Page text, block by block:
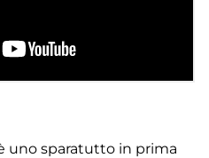
uno sparatutto in prima